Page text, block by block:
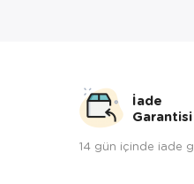
İade
Garantisi
14 gün içinde iade